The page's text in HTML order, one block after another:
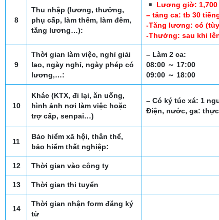
8
Thu nhập (lương, thưởng,
phụ cấp, làm thêm, làm đêm,
tăng lương…):
Lương giờ:
– tăng ca: tb 30
-Tăng lương: có
-Thưởng: sau khi
9
Thời gian làm việc, nghỉ giải
lao, ngày nghỉ, ngày phép có
lương,…:
– Làm 2 ca:
08:00 ～ 17:00
09:00 ～ 18:00
10
Khác (KTX, đi lại, ăn uống,
hình ảnh nơi làm việc hoặc
trợ cấp, senpai…)
– Có ký túc xá: 1
Điện, nước, ga:
11
Bảo hiểm xã hội, thân thể,
bảo hiểm thất nghiệp:
12 Thời gian vào công ty
13 Thời gian thi tuyển
14
Thời gian nhận form đăng ký
từ